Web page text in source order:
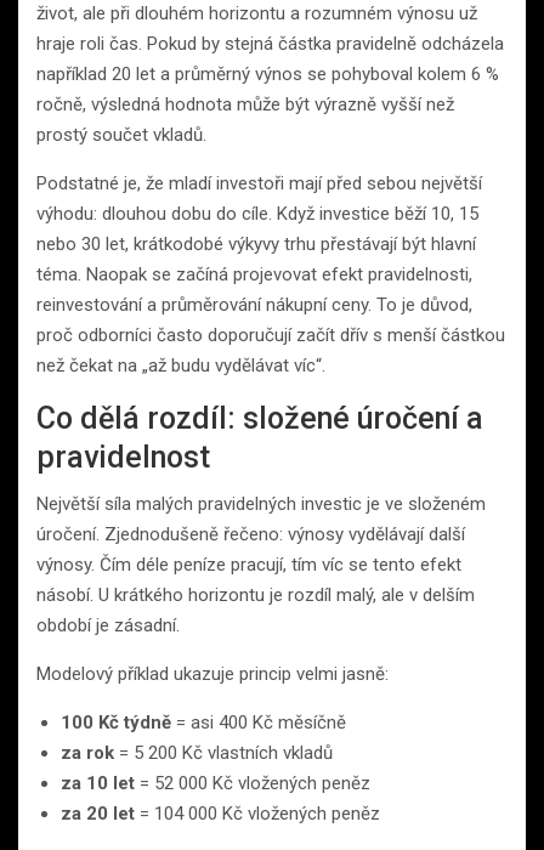
život, ale při dlouhém horizontu a rozumném výnosu už
hraje roli čas. Pokud by stejná částka pravidelně odcházela
například 20 let a průměrný výnos se pohyboval kolem 6 %
ročně, výsledná hodnota může být výrazně vyšší než
prostý součet vkladů.
Podstatné je, že mladí investoři mají před sebou největší
výhodu: dlouhou dobu do cíle. Když investice běží 10, 15
nebo 30 let, krátkodobé výkyvy trhu přestávají být hlavní
téma. Naopak se začíná projevovat efekt pravidelnosti,
reinvestování a průměrování nákupní ceny. To je důvod,
proč odborníci často doporučují začít dřív s menší částkou
než čekat na „až budu vydělávat víc“.
Co dělá rozdíl: složené úročení a
pravidelnost
Největší síla malých pravidelných investic je ve složeném
úročení. Zjednodušeně řečeno: výnosy vydělávají další
výnosy. Čím déle peníze pracují, tím víc se tento efekt
násobí. U krátkého horizontu je rozdíl malý, ale v delším
období je zásadní.
Modelový příklad ukazuje princip velmi jasně:
100 Kč týdně = asi 400 Kč měsíčně
za rok = 5 200 Kč vlastních vkladů
za 10 let = 52 000 Kč vložených peněz
za 20 let = 104 000 Kč vložených peněz